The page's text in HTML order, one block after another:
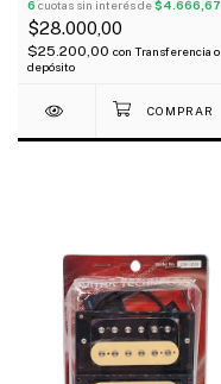
6 cuotas sin interés de$4.666,67
$28.000,00
$25.200,00 con Transferencia o
depósito